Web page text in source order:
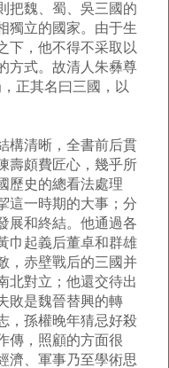
把魏、蜀、吳三國的
獨立的國家。由于生
下，他不得不采取以
方式。故清人朱彝尊
正其名曰三國，以
清晰，全書前后貫
壽頗費匠心，幾乎所
歷史的總看法處理
這一時期的大事；分
展和終結。他通過各
巾起義后董卓和群雄
，赤壁戰后的三國并
北對立；他還交待出
敗是魏晉替興的轉
，孫權晚年猜忌好殺
傳，照顧的方面很
濟、軍事乃至學術思